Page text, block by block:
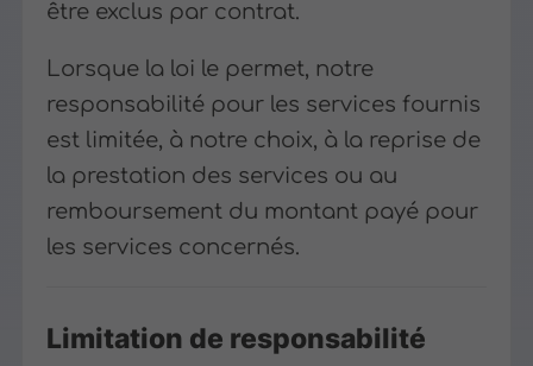
être exclus par contrat.
Lorsque la loi le permet, notre
responsabilité pour les services fournis
est limitée, à notre choix, à la reprise de
la prestation des services ou au
remboursement du montant payé pour
les services concernés.
Limitation de responsabilité